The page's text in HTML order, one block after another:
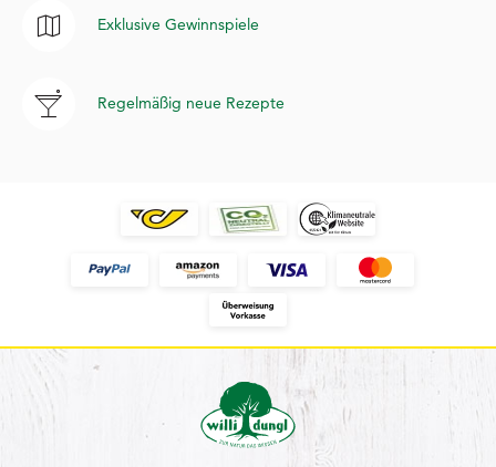
Exklusive Gewinnspiele
Regelmäßig neue Rezepte